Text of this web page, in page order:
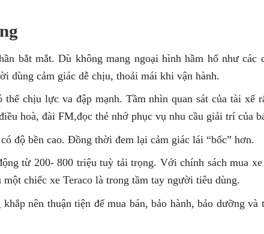
bắt mắt. Dù không mang ngoại hình hầm hố như các
dùng cảm giác dễ chịu, thoải mái khi vận hành.
chịu lực va đập mạnh. Tầm nhìn quan sát của tài xế
hoà, đài FM,đọc thẻ nhớ phục vụ nhu cầu giải trí của
độ bền cao. Đồng thời đem lại cảm giác lái “bốc” hơn.
từ 200- 800 triệu tuỳ tải trọng. Với chính sách mua
chiếc xe Teraco là trong tầm tay người tiêu dùng.
nên thuận tiện để mua bán, bảo hành, bảo dưỡng và